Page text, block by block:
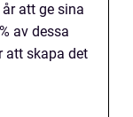
att ge sina
av dessa
att skapa det